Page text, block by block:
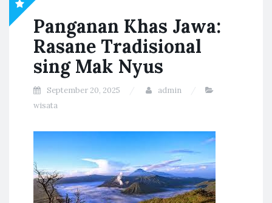
Panganan Khas Jawa:
Rasane Tradisional
sing Mak Nyus
September 20, 2025
admin
wisata